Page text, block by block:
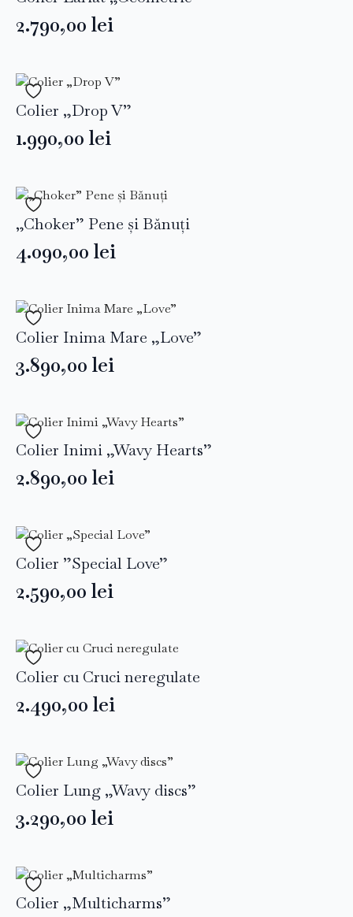
2.790,00 lei
Colier „Drop V”
1.990,00 lei
„Choker” Pene și Bănuți
4.090,00 lei
Colier Inima Mare „Love”
3.890,00 lei
Colier Inimi „Wavy Hearts”
2.890,00 lei
Colier ”Special Love”
2.590,00 lei
Colier cu Cruci neregulate
2.490,00 lei
Colier Lung „Wavy discs”
3.290,00 lei
Colier „Multicharms”